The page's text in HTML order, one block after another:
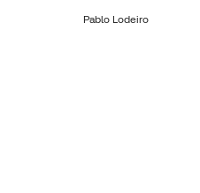
Pablo Lodeiro